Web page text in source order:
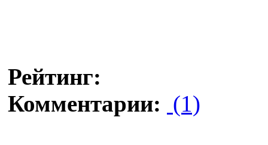
Рейтинг:
Комментарии: (1)